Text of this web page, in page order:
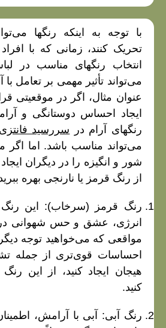
با توجه به اینکه رنگها
تحریک کنند، زمانی که با
انتخاب رنگهای مناسب در
می‌تواند تأثیر مهمی بر تعامل با
عنوان مثال، اگر در موقعیتی
ایجاد احساس دوستانگی و
رنگهای آرام در سررسید فانتزی
می‌تواند مناسب باشد. اما
شور و انگیزه را در دیگران
از رنگ قرمز یا نارنجی بهره
رنگ قرمز (سرخاب): این
انرژی، عشق و حس شهوانی
مواقعی که می‌خواهید توجه
احساسات قوی‌تری از جمله
هیجان ایجاد کنید، از این رنگ
کنید.
رنگ آبی: آبی با آرامش،